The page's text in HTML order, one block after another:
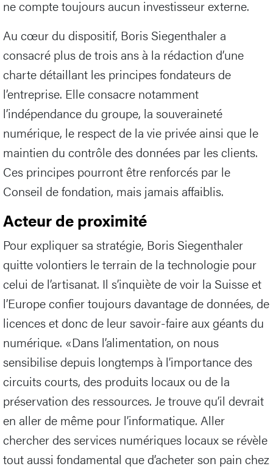
ne compte toujours aucun investisseur externe.
Au cœur du dispositif, Boris Siegenthaler a
consacré plus de trois ans à la rédaction d’une
charte détaillant les principes fondateurs de
l’entreprise. Elle consacre notamment
l’indépendance du groupe, la souveraineté
numérique, le respect de la vie privée ainsi que le
maintien du contrôle des données par les clients.
Ces principes pourront être renforcés par le
Conseil de fondation, mais jamais affaiblis.
Acteur de proximité
Pour expliquer sa stratégie, Boris Siegenthaler
quitte volontiers le terrain de la technologie pour
celui de l’artisanat. Il s’inquiète de voir la Suisse et
l’Europe confier toujours davantage de données, de
licences et donc de leur savoir-faire aux géants du
numérique. «Dans l’alimentation, on nous
sensibilise depuis longtemps à l’importance des
circuits courts, des produits locaux ou de la
préservation des ressources. Je trouve qu’il devrait
en aller de même pour l’informatique. Aller
chercher des services numériques locaux se révèle
tout aussi fondamental que d’acheter son pain chez